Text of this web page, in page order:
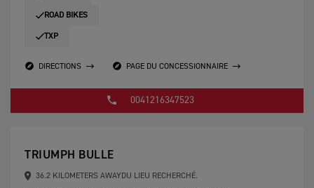
ROAD BIKES
TXP
DIRECTIONS PAGE DU CONCESSIONNAIRE
0041216347523
TRIUMPH BULLE
36.2 KILOMETERS AWAYDU LIEU RECHERCHÉ.